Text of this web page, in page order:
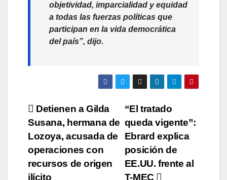
objetividad, imparcialidad y equidad
a todas las fuerzas políticas que
participan en la vida democrática
del país”, dijo.
Navegación
de
entradas
“El tratado
queda vigente”:
Ebrard explica
posición de
EE.UU. frente al
T-MEC
Detienen a Gilda
Susana, hermana de
Lozoya, acusada de
operaciones con
recursos de origen
ilícito